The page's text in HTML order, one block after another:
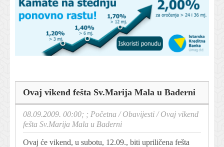
Ovaj vikend fešta Sv.Marija Mala u Baderni
08.09.2009. 00:00; ; Početna /Obavijesti /Ovaj vikend
fešta Sv.Marija Mala u Baderni
Ovaj će vikend, u subotu, 12.09., biti upriličena fešta